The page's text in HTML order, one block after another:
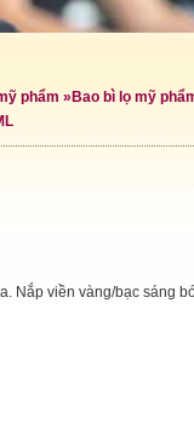
phẩm » Bao bì lọ mỹ
Nắp viền vàng/bạc sáng